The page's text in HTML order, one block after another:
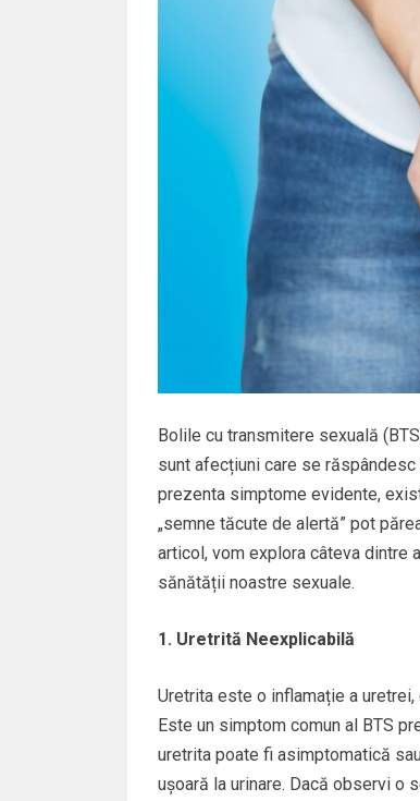
Bolile cu transmitere sexuală
sunt afecțiuni care se
prezenta simptome evidente,
„semne tăcute de alertă” pot
articol, vom explora câteva dintre
sănătății noastre sexuale.
1. Uretrită Neexplicabilă
Uretrita este o inflamație a
Este un simptom comun al BTS
uretrita poate fi asimptomatică
ușoară la urinare. Dacă observi o